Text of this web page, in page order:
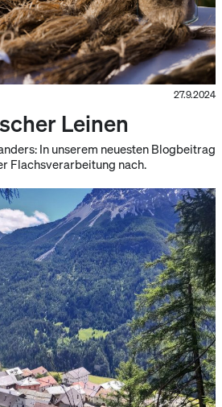
27.9.2024
Leinen
In unserem neuesten Blogbeitrag
Flachsverarbeitung nach.